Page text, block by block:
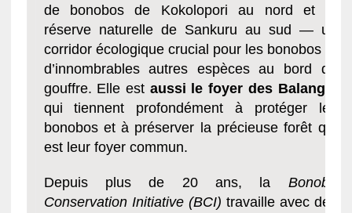
de bonobos de Kokolopori au nord et la
réserve naturelle de Sankuru au sud — un
corridor écologique crucial pour les bonobos et
d’innombrables autres espèces au bord du
gouffre. Elle est aussi le foyer des Balanga
qui tiennent profondément à protéger les
bonobos et à préserver la précieuse forêt qui
est leur foyer commun.
Depuis plus de 20 ans, la Bonobo
Conservation Initiative (BCI) travaille avec des